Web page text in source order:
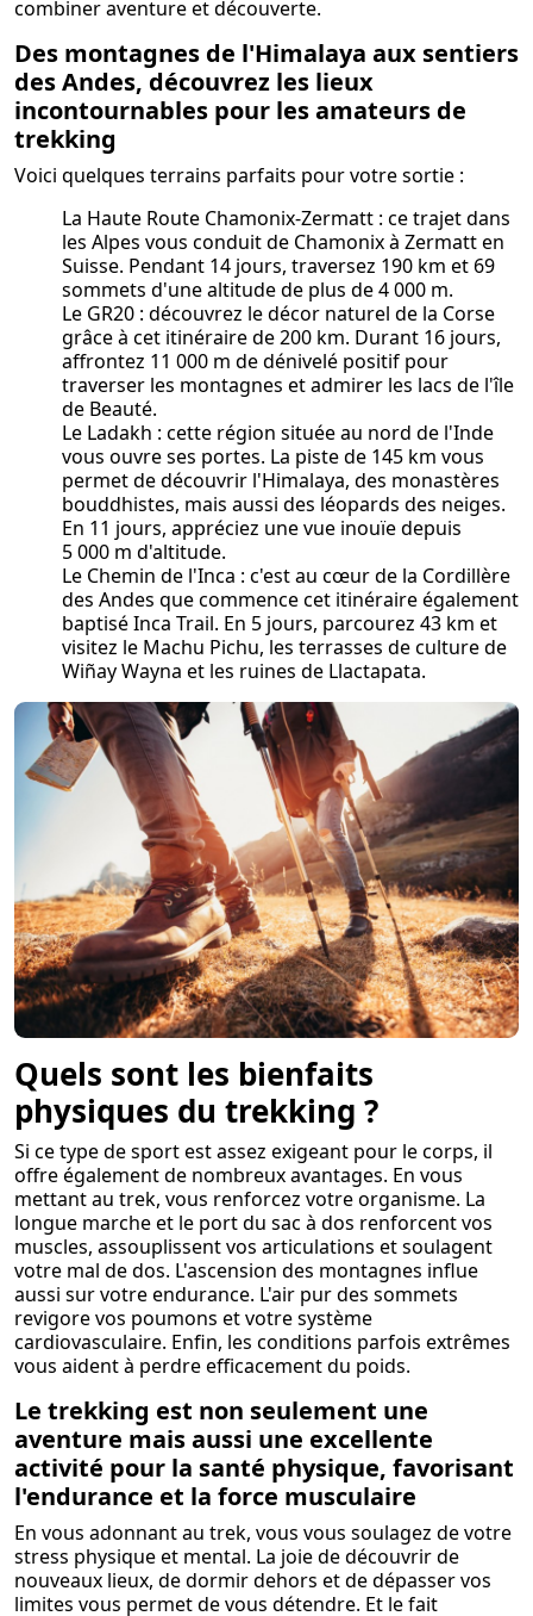
combiner aventure et découverte.
Des montagnes de l'Himalaya aux sentiers
des Andes, découvrez les lieux
incontournables pour les amateurs de
trekking
Voici quelques terrains parfaits pour votre sortie :
La Haute Route Chamonix-Zermatt : ce trajet dans
les Alpes vous conduit de Chamonix à Zermatt en
Suisse. Pendant 14 jours, traversez 190 km et 69
sommets d'une altitude de plus de 4 000 m.
Le GR20 : découvrez le décor naturel de la Corse
grâce à cet itinéraire de 200 km. Durant 16 jours,
affrontez 11 000 m de dénivelé positif pour
traverser les montagnes et admirer les lacs de l'île
de Beauté.
Le Ladakh : cette région située au nord de l'Inde
vous ouvre ses portes. La piste de 145 km vous
permet de découvrir l'Himalaya, des monastères
bouddhistes, mais aussi des léopards des neiges.
En 11 jours, appréciez une vue inouïe depuis
5 000 m d'altitude.
Le Chemin de l'Inca : c'est au cœur de la Cordillère
des Andes que commence cet itinéraire également
baptisé Inca Trail. En 5 jours, parcourez 43 km et
visitez le Machu Pichu, les terrasses de culture de
Wiñay Wayna et les ruines de Llactapata.
Quels sont les bienfaits
physiques du trekking ?
Si ce type de sport est assez exigeant pour le corps, il
offre également de nombreux avantages. En vous
mettant au trek, vous renforcez votre organisme. La
longue marche et le port du sac à dos renforcent vos
muscles, assouplissent vos articulations et soulagent
votre mal de dos. L'ascension des montagnes influe
aussi sur votre endurance. L'air pur des sommets
revigore vos poumons et votre système
cardiovasculaire. Enfin, les conditions parfois extrêmes
vous aident à perdre efficacement du poids.
Le trekking est non seulement une
aventure mais aussi une excellente
activité pour la santé physique, favorisant
l'endurance et la force musculaire
En vous adonnant au trek, vous vous soulagez de votre
stress physique et mental. La joie de découvrir de
nouveaux lieux, de dormir dehors et de dépasser vos
limites vous permet de vous détendre. Et le fait